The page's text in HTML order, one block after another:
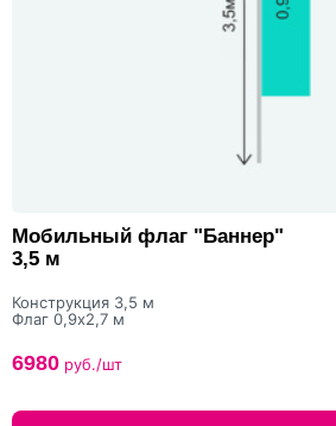
Мобильный флаг "Баннер"
3,5 м
Конструкция 3,5 м
Флаг 0,9х2,7 м
6980 руб./шт